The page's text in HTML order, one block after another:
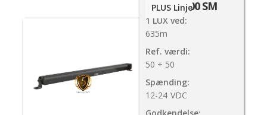
FX1000 SM
1 LUX ved:
635m
Ref. værdi:
50 + 50
Spænding:
12-24 VDC
PLUS Linje